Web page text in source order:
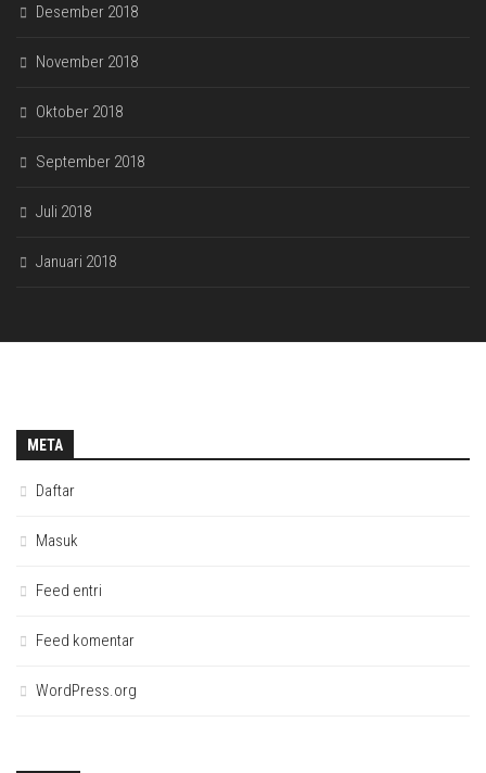
Desember 2018
November 2018
Oktober 2018
September 2018
Juli 2018
Januari 2018
META
Daftar
Masuk
Feed entri
Feed komentar
WordPress.org